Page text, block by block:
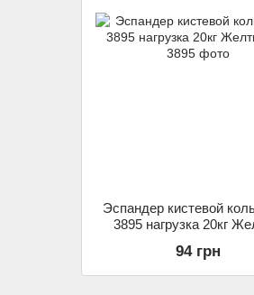
Эспандер кистевой
3895 нагрузка 20кг
94 грн